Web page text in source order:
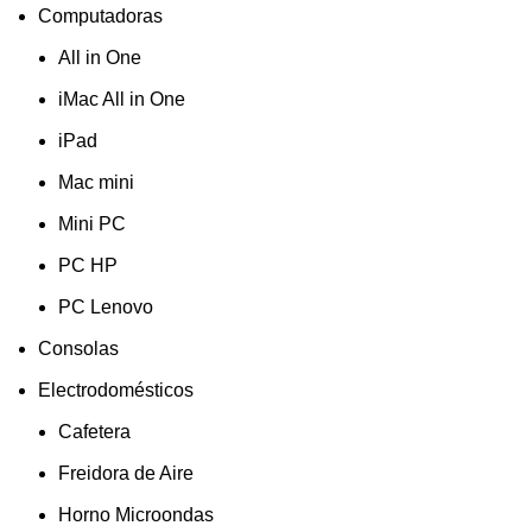
Computadoras
All in One
iMac All in One
iPad
Mac mini
Mini PC
PC HP
PC Lenovo
Consolas
Electrodomésticos
Cafetera
Freidora de Aire
Horno Microondas